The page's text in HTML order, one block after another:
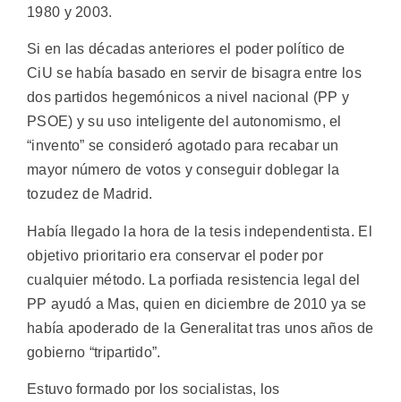
1980 y 2003.
Si en las décadas anteriores el poder político de
CiU se había basado en servir de bisagra entre los
dos partidos hegemónicos a nivel nacional (PP y
PSOE) y su uso inteligente del autonomismo, el
“invento” se consideró agotado para recabar un
mayor número de votos y conseguir doblegar la
tozudez de Madrid.
Había llegado la hora de la tesis independentista. El
objetivo prioritario era conservar el poder por
cualquier método. La porfiada resistencia legal del
PP ayudó a Mas, quien en diciembre de 2010 ya se
había apoderado de la Generalitat tras unos años de
gobierno “tripartido”.
Estuvo formado por los socialistas, los